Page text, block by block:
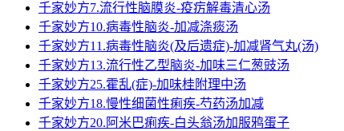
千家妙方7.流行性脑膜炎-疫疠解毒清心汤
千家妙方10.病毒性脑炎-加减涤痰汤
千家妙方11.病毒性脑炎(及后遗症)-加减肾气丸(汤)
千家妙方13.流行性乙型脑炎-加味三仁葱豉汤
千家妙方25.霍乱(症)-加味桂附理中汤
千家妙方18.慢性细菌性痢疾-芍药汤加减
千家妙方20.阿米巴痢疾-白头翁汤加服鸦蛋子